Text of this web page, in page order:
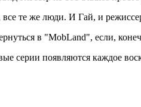
все те же люди. И Гай, и
в "MobLand", если,
серии появляются каждое